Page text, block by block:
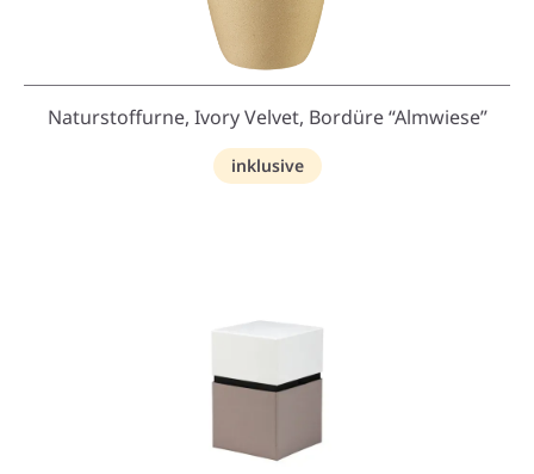
Naturstoffurne, Ivory Velvet, Bordüre “Almwiese”
inklusive